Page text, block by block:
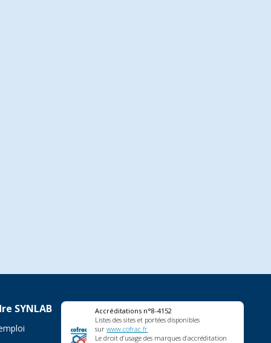
SYNLAB
Accréditations n°8-4152
Listes des sites et portées disponibles
surwww.cofrac.fr
Le droit d’usage des marques d’accréditation